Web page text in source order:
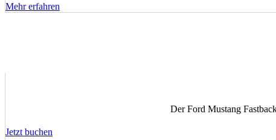
Mehr erfahren
Der Ford Mustang
Jetzt buchen